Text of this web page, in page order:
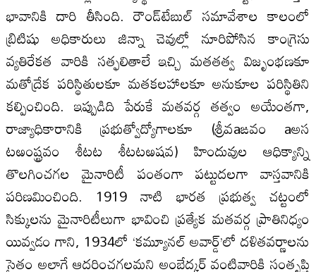
భావానికి దారి తీసింది. రౌండ్‌టేబుల్‌ సమావేశాల కాలంలో
బ్రిటిషు అధికారులు జిన్నా చెవుల్లో నూరిపోసిన కాంగ్రెసు
వ్యతిరేకత వారికి సత్ఫలితాలే ఇచ్చి మతతత్వ విజృంభణకూ
మతోద్రేక పరిస్థితులకూ మతకలహాలకూ అనుకూల పరిస్థితిని
కల్పించింది. ఇప్పుడిది పేరుకే మతవర్గ తత్వం అయేంతగా,
రాజ్యాధికారానికి ప్రభుత్వోద్యోగాలకూ (శ్రీవaఙవం aఅస
టఱంష్ట్రవం శీటట శీటటఱషవ) హిందువుల ఆధిక్యాన్ని
తొలగించగల మైనారిటీ పంతంగా పట్టుదలగా వాస్తవానికి
పరిణమించింది. 1919 నాటి భారత ప్రభుత్వ చట్టంలో
సిక్కులను మైనారిటీలుగా భావించి ప్రత్యేక మతవర్గ ప్రాతినిధ్యం
యివ్వడం గాని, 1934లో ‘కమ్యూనల్‌ అవార్డ్‌’లో దళితవర్ణాలను
సైతం అలాగే ఆదరించగలమని అంబేద్కర్‌ వంటివారికి సంతృప్తి